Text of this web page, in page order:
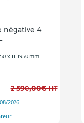
négative 4
x H 1950 mm
2 590,00€ HT
2026